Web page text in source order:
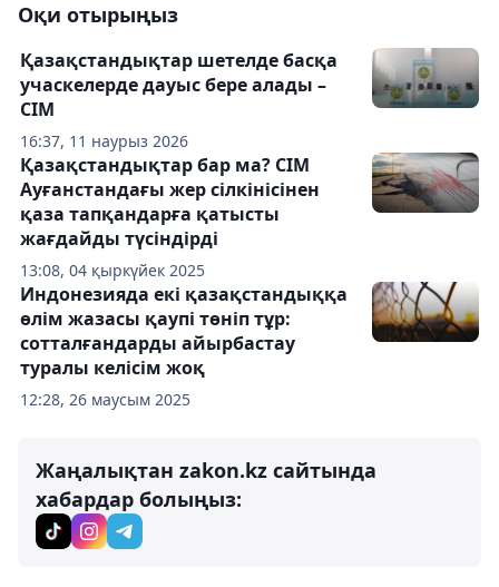
Оқи отырыңыз
16:37, 11 наурыз 2026
Қазақстандықтар шетелде басқа
учаскелерде дауыс бере алады –
СІМ
13:08, 04 қыркүйек 2025
Қазақстандықтар бар ма? СІМ
Ауғанстандағы жер сілкінісінен
қаза тапқандарға қатысты
жағдайды түсіндірді
12:28, 26 маусым 2025
Индонезияда екі қазақстандыққа
өлім жазасы қаупі төніп тұр:
сотталғандарды айырбастау
туралы келісім жоқ
Жаңалықтан zakon.kz сайтында
хабардар болыңыз: